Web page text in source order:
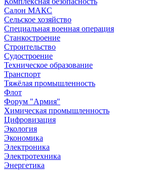
Салон МАКС
Сельское хозяйство
Специальная военная операция
Станкостроение
Строительство
Судостроение
Техническое образование
Транспорт
Тяжёлая промышленность
Флот
Форум "Армия"
Химическая промышленность
Цифровизация
Экология
Экономика
Электроника
Электротехника
Энергетика